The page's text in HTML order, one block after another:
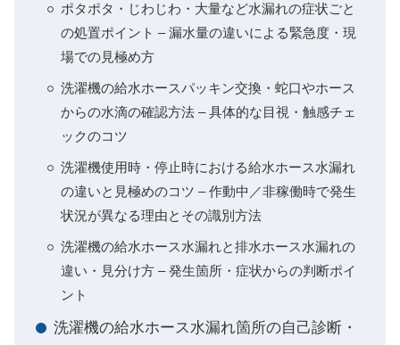
ポタポタ・じわじわ・大量など水漏れの症状ごと
の処置ポイント – 漏水量の違いによる緊急度・現
場での見極め方
洗濯機の給水ホースパッキン交換・蛇口やホース
からの水滴の確認方法 – 具体的な目視・触感チェ
ックのコツ
洗濯機使用時・停止時における給水ホース水漏れ
の違いと見極めのコツ – 作動中／非稼働時で発生
状況が異なる理由とその識別方法
洗濯機の給水ホース水漏れと排水ホース水漏れの
違い・見分け方 – 発生箇所・症状からの判断ポイ
ント
洗濯機の給水ホース水漏れ箇所の自己診断・